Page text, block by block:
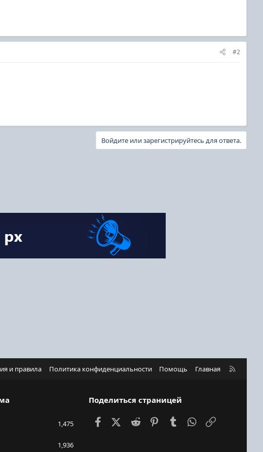
#2
Войдите или зарегистрируйтесь для ответа.
и правила Политика конфиденциальности Помощь Главная
R
1,475
1,936
Поделиться страницей
FacebookX (Twitter)
Reddit PinterestTumblr WhatsApp